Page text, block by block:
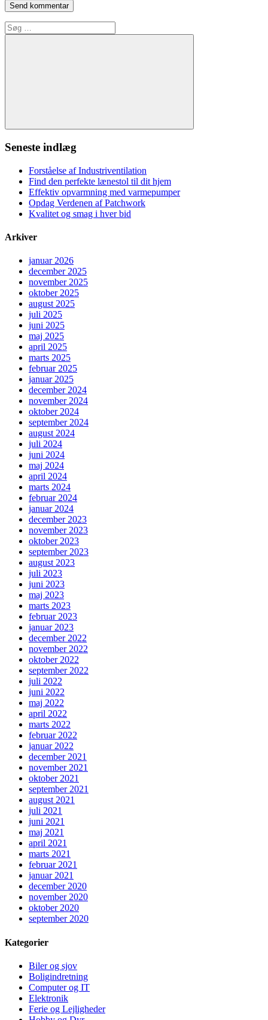
Søg
efter:
Søg
Seneste indlæg
Forståelse af Industriventilation
Find den perfekte lænestol til dit hjem
Effektiv opvarmning med varmepumper
Opdag Verdenen af Patchwork
Kvalitet og smag i hver bid
Arkiver
januar 2026
december 2025
november 2025
oktober 2025
august 2025
juli 2025
juni 2025
maj 2025
april 2025
marts 2025
februar 2025
januar 2025
december 2024
november 2024
oktober 2024
september 2024
august 2024
juli 2024
juni 2024
maj 2024
april 2024
marts 2024
februar 2024
januar 2024
december 2023
november 2023
oktober 2023
september 2023
august 2023
juli 2023
juni 2023
maj 2023
marts 2023
februar 2023
januar 2023
december 2022
november 2022
oktober 2022
september 2022
juli 2022
juni 2022
maj 2022
april 2022
marts 2022
februar 2022
januar 2022
december 2021
november 2021
oktober 2021
september 2021
august 2021
juli 2021
juni 2021
maj 2021
april 2021
marts 2021
februar 2021
januar 2021
december 2020
november 2020
oktober 2020
september 2020
Kategorier
Biler og sjov
Boligindretning
Computer og IT
Elektronik
Ferie og Lejligheder